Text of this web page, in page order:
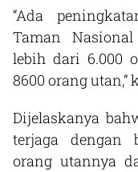
“Ada
Taman
lebih dari 6.000
8600 orang utan,”
Dijelaskanya
terjaga dengan
orang utannya